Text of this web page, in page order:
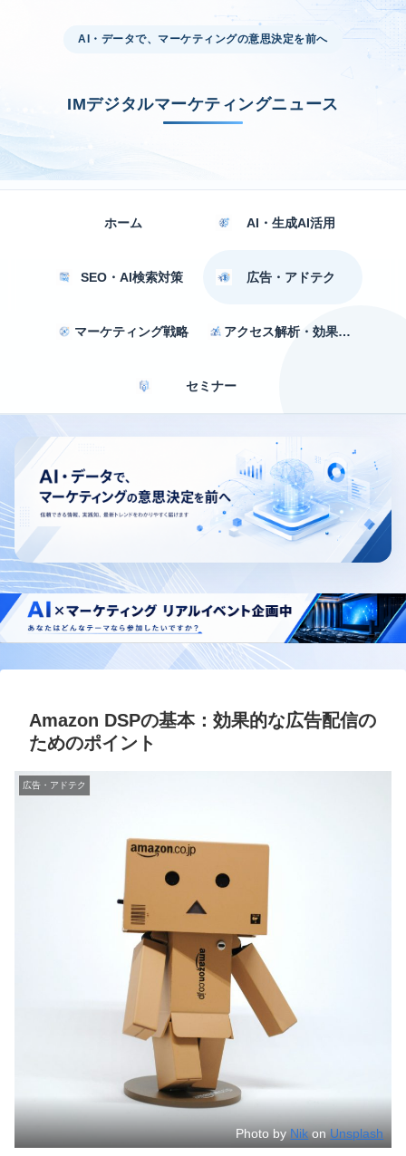
AI・データで、マーケティングの意思決定を前へ
IMデジタルマーケティングニュース
ホーム AI・生成AI活用
SEO・AI検索対策 広告・アドテク
マーケティング戦略 アクセス解析・効果測定
セミナー
Amazon DSPの基本：効果的な広告配信の
ためのポイント
広告・アドテク
Photo byNikonUnsplash